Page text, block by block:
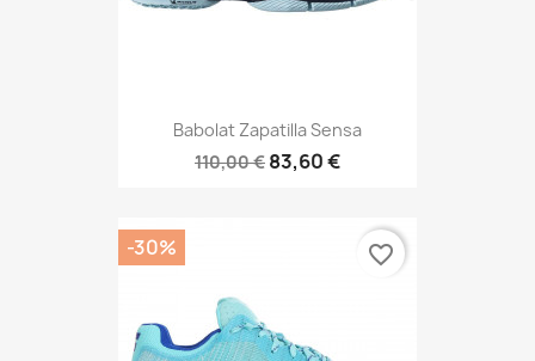
Babolat Zapatilla Sensa
110,00 € 83,60 €
-30% favorite_border